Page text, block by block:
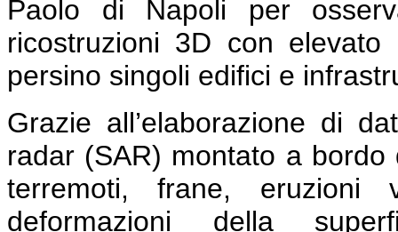
Paolo di Napoli per
ricostruzioni 3D con
persino singoli edifici e
Grazie all’elaborazione di
radar (SAR) montato a
terremoti, frane, eruzioni
deformazioni della